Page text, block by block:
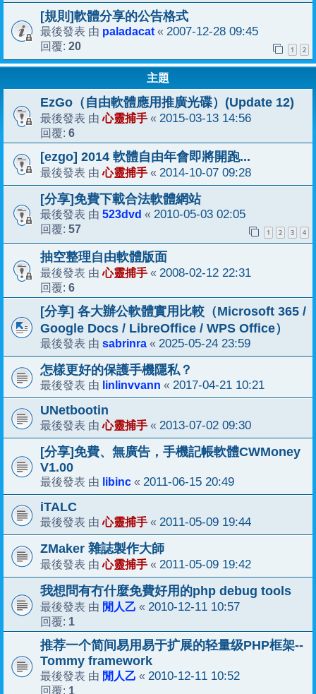
[規則]軟體分享的公告格式
最後發表 由 paladacat « 2007-12-28 09:45
回覆: 20 1 2
主題
EzGo（自由軟體應用推廣光碟）(Update 12)
最後發表 由心靈捕手 « 2015-03-13 14:56
回覆: 6
[ezgo] 2014 軟體自由年會即將開跑...
最後發表 由心靈捕手 « 2014-10-07 09:28
[分享]免費下載合法軟體網站
最後發表 由 523dvd « 2010-05-03 02:05
回覆: 57 1 2 3 4
抽空整理自由軟體版面
最後發表 由心靈捕手 « 2008-02-12 22:31
回覆: 6
[分享] 各大辦公軟體實用比較（Microsoft 365 /
Google Docs / LibreOffice / WPS Office）
最後發表 由 sabrinra « 2025-05-24 23:59
怎樣更好的保護手機隱私？
最後發表 由 linlinvvann « 2017-04-21 10:21
UNetbootin
最後發表 由心靈捕手 « 2013-07-02 09:30
[分享]免費、無廣告，手機記帳軟體CWMoney
V1.00
最後發表 由 libinc « 2011-06-15 20:49
iTALC
最後發表 由心靈捕手 « 2011-05-09 19:44
ZMaker 雜誌製作大師
最後發表 由心靈捕手 « 2011-05-09 19:42
我想問有冇什麼免費好用的php debug tools
最後發表 由 閒人乙 « 2010-12-11 10:57
回覆: 1
推荐一个简间易用易于扩展的轻量级PHP框架--
Tommy framework
最後發表 由 閒人乙 « 2010-12-11 10:52
回覆: 1